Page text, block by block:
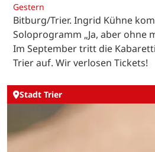
Gestern
Bitburg/Trier. Ingrid Kühne
Soloprogramm „Ja, aber ohne
Im September tritt die
Trier auf. Wir verlosen Tickets!
Stadt Trier